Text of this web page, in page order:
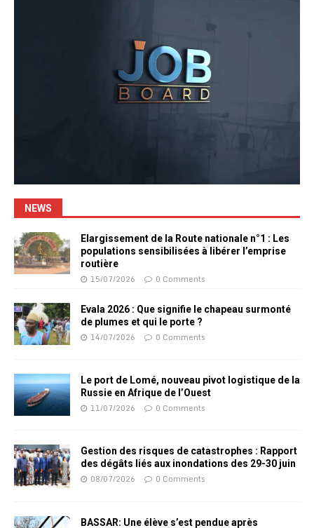
NEWS
Elargissement de la Route nationale n°1 : Les
populations sensibilisées à libérer l’emprise
routière
15/07/2026 0 Comments
Evala 2026 : Que signifie le chapeau surmonté
de plumes et qui le porte ?
14/07/2026 0 Comments
Le port de Lomé, nouveau pivot logistique de la
Russie en Afrique de l’Ouest
11/07/2026 0 Comments
Gestion des risques de catastrophes : Rapport
des dégâts liés aux inondations des 29-30 juin
08/07/2026 0 Comments
BASSAR: Une élève s’est pendue après